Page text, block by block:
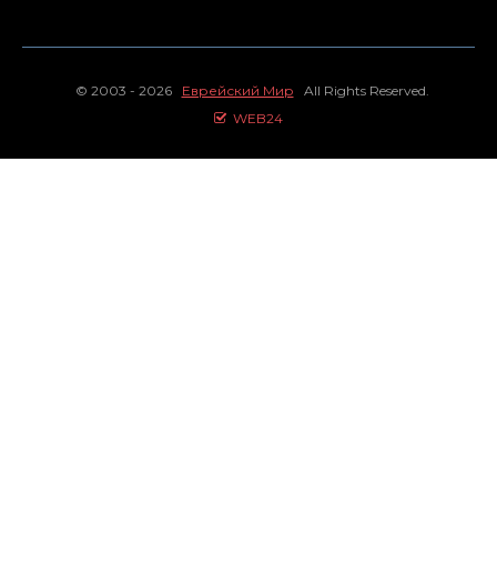
© 2003 - 2026 Еврейский Мир All Rights Reserved.
WEB24